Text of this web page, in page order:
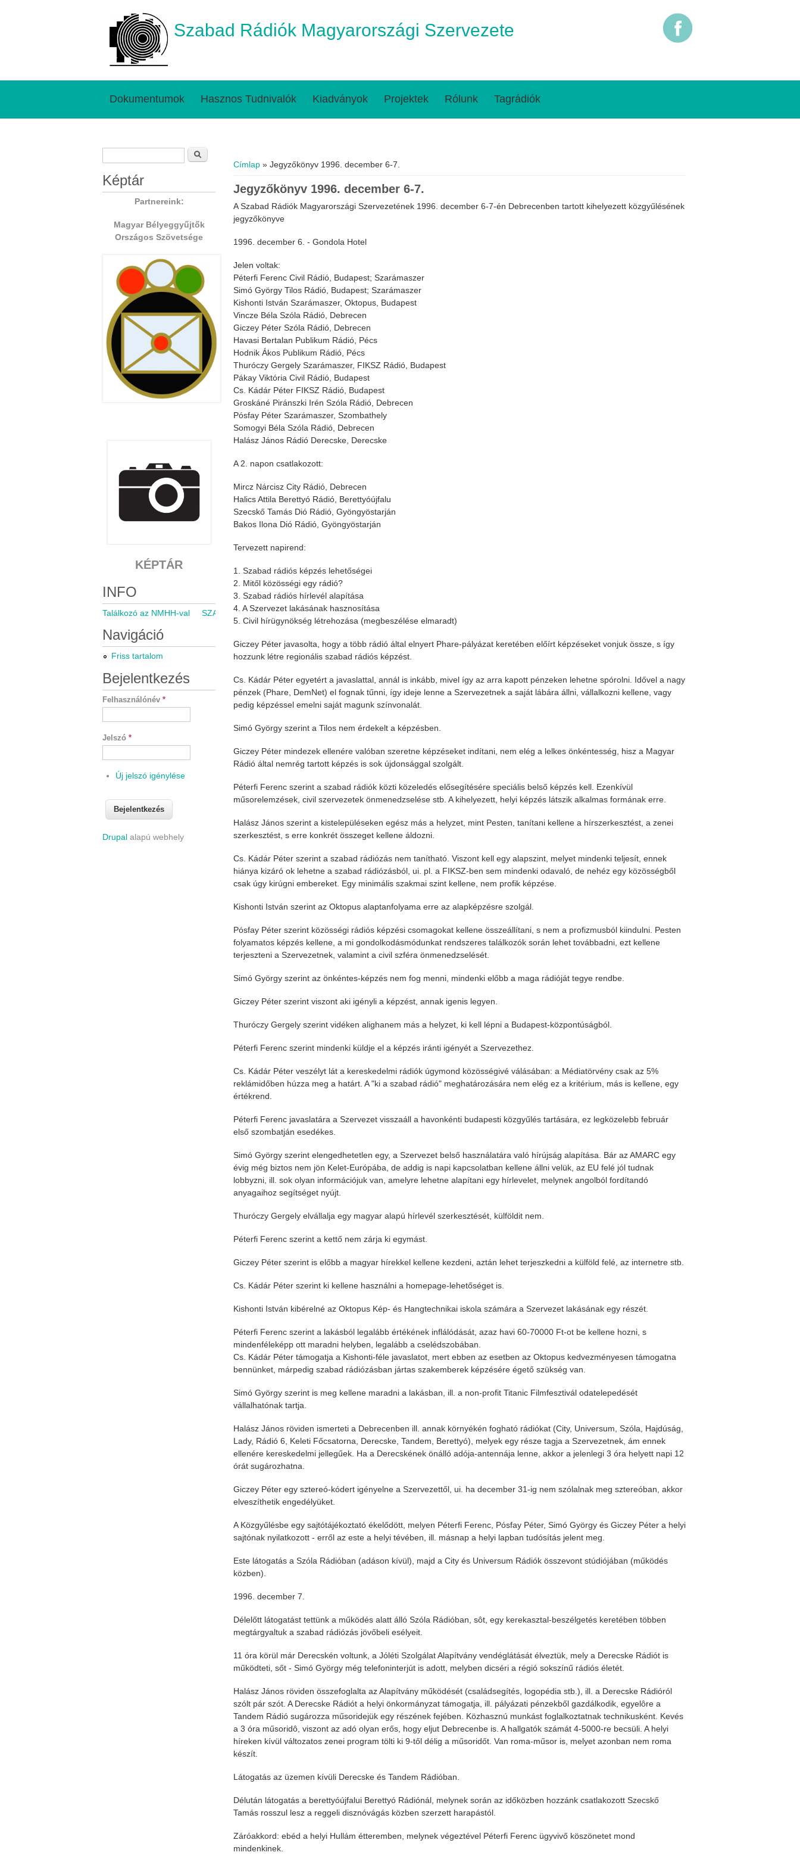
Szabad Rádiók Magyarországi Szervezete
Dokumentumok Hasznos Tudnivalók Kiadványok Projektek Rólunk Tagrádiók
Címlap » Jegyzőkönyv 1996. december 6-7.
Jegyzőkönyv 1996. december 6-7.
A Szabad Rádiók Magyarországi Szervezetének 1996. december 6-7-én Debrecenben tartott kihelyezett közgyűlésének
jegyzőkönyve
1996. december 6. - Gondola Hotel
Jelen voltak:
Péterfi Ferenc Civil Rádió, Budapest; Szarámaszer
Simó György Tilos Rádió, Budapest; Szarámaszer
Kishonti István Szarámaszer, Oktopus, Budapest
Vincze Béla Szóla Rádió, Debrecen
Giczey Péter Szóla Rádió, Debrecen
Havasi Bertalan Publikum Rádió, Pécs
Hodnik Ákos Publikum Rádió, Pécs
Thuróczy Gergely Szarámaszer, FIKSZ Rádió, Budapest
Pákay Viktória Civil Rádió, Budapest
Cs. Kádár Péter FIKSZ Rádió, Budapest
Groskáné Piránszki Irén Szóla Rádió, Debrecen
Pósfay Péter Szarámaszer, Szombathely
Somogyi Béla Szóla Rádió, Debrecen
Halász János Rádió Derecske, Derecske
A 2. napon csatlakozott:
Mircz Nárcisz City Rádió, Debrecen
Halics Attila Berettyó Rádió, Berettyóújfalu
Szecskő Tamás Dió Rádió, Gyöngyöstarján
Bakos Ilona Dió Rádió, Gyöngyöstarján
Tervezett napirend:
1. Szabad rádiós képzés lehetőségei
2. Mitől közösségi egy rádió?
3. Szabad rádiós hírlevél alapítása
4. A Szervezet lakásának hasznosítása
5. Civil hírügynökség létrehozása (megbeszélése elmaradt)
Giczey Péter javasolta, hogy a több rádió által elnyert Phare-pályázat keretében előírt képzéseket vonjuk össze, s így
hozzunk létre regionális szabad rádiós képzést.
Cs. Kádár Péter egyetért a javaslattal, annál is inkább, mivel így az arra kapott pénzeken lehetne spórolni. Idővel a nagy
pénzek (Phare, DemNet) el fognak tűnni, így ideje lenne a Szervezetnek a saját lábára állni, vállalkozni kellene, vagy
pedig képzéssel emelni saját magunk színvonalát.
Simó György szerint a Tilos nem érdekelt a képzésben.
Giczey Péter mindezek ellenére valóban szeretne képzéseket indítani, nem elég a lelkes önkéntesség, hisz a Magyar
Rádió által nemrég tartott képzés is sok újdonsággal szolgált.
Péterfi Ferenc szerint a szabad rádiók közti közeledés elősegítésére speciális belső képzés kell. Ezenkívül
műsorelemzések, civil szervezetek önmenedzselése stb. A kihelyezett, helyi képzés látszik alkalmas formának erre.
Halász János szerint a kistelepüléseken egész más a helyzet, mint Pesten, tanítani kellene a hírszerkesztést, a zenei
szerkesztést, s erre konkrét összeget kellene áldozni.
Cs. Kádár Péter szerint a szabad rádiózás nem tanítható. Viszont kell egy alapszint, melyet mindenki teljesít, ennek
hiánya kizáró ok lehetne a szabad rádiózásból, ui. pl. a FIKSZ-ben sem mindenki odavaló, de nehéz egy közösségből
csak úgy kirúgni embereket. Egy minimális szakmai szint kellene, nem profik képzése.
Kishonti István szerint az Oktopus alaptanfolyama erre az alapképzésre szolgál.
Pósfay Péter szerint közösségi rádiós képzési csomagokat kellene összeállítani, s nem a profizmusból kiindulni. Pesten
folyamatos képzés kellene, a mi gondolkodásmódunkat rendszeres találkozók során lehet továbbadni, ezt kellene
terjeszteni a Szervezetnek, valamint a civil szféra önmenedzselését.
Simó György szerint az önkéntes-képzés nem fog menni, mindenki előbb a maga rádióját tegye rendbe.
Giczey Péter szerint viszont aki igényli a képzést, annak igenis legyen.
Thuróczy Gergely szerint vidéken alighanem más a helyzet, ki kell lépni a Budapest-központúságból.
Péterfi Ferenc szerint mindenki küldje el a képzés iránti igényét a Szervezethez.
Cs. Kádár Péter veszélyt lát a kereskedelmi rádiók úgymond közösségivé válásában: a Médiatörvény csak az 5%
reklámidőben húzza meg a határt. A "ki a szabad rádió" meghatározására nem elég ez a kritérium, más is kellene, egy
értékrend.
Péterfi Ferenc javaslatára a Szervezet visszaáll a havonkénti budapesti közgyűlés tartására, ez legközelebb február
első szombatján esedékes.
Simó György szerint elengedhetetlen egy, a Szervezet belső használatára való hírújság alapítása. Bár az AMARC egy
évig még biztos nem jön Kelet-Európába, de addig is napi kapcsolatban kellene állni velük, az EU felé jól tudnak
lobbyzni, ill. sok olyan információjuk van, amelyre lehetne alapítani egy hírlevelet, melynek angolból fordítandó
anyagaihoz segítséget nyújt.
Thuróczy Gergely elvállalja egy magyar alapú hírlevél szerkesztését, külföldit nem.
Péterfi Ferenc szerint a kettő nem zárja ki egymást.
Giczey Péter szerint is előbb a magyar hírekkel kellene kezdeni, aztán lehet terjeszkedni a külföld felé, az internetre stb.
Cs. Kádár Péter szerint ki kellene használni a homepage-lehetőséget is.
Kishonti István kibérelné az Oktopus Kép- és Hangtechnikai iskola számára a Szervezet lakásának egy részét.
Péterfi Ferenc szerint a lakásból legalább értékének inflálódását, azaz havi 60-70000 Ft-ot be kellene hozni, s
mindenféleképp ott maradni helyben, legalább a cselédszobában.
Cs. Kádár Péter támogatja a Kishonti-féle javaslatot, mert ebben az esetben az Oktopus kedvezményesen támogatna
bennünket, márpedig szabad rádiózásban jártas szakemberek képzésére égető szükség van.
Simó György szerint is meg kellene maradni a lakásban, ill. a non-profit Titanic Filmfesztivál odatelepedését
vállalhatónak tartja.
Halász János röviden ismerteti a Debrecenben ill. annak környékén fogható rádiókat (City, Universum, Szóla, Hajdúság,
Lady, Rádió 6, Keleti Főcsatorna, Derecske, Tandem, Berettyó), melyek egy része tagja a Szervezetnek, ám ennek
ellenére kereskedelmi jellegűek. Ha a Derecskének önálló adója-antennája lenne, akkor a jelenlegi 3 óra helyett napi 12
órát sugározhatna.
Giczey Péter egy sztereó-kódert igényelne a Szervezettől, ui. ha december 31-ig nem szólalnak meg sztereóban, akkor
elveszíthetik engedélyüket.
A Közgyűlésbe egy sajtótájékoztató ékelődött, melyen Péterfi Ferenc, Pósfay Péter, Simó György és Giczey Péter a helyi
sajtónak nyilatkozott - erről az este a helyi tévében, ill. másnap a helyi lapban tudósítás jelent meg.
Este látogatás a Szóla Rádióban (adáson kívül), majd a City és Universum Rádiók összevont stúdiójában (működés
közben).
1996. december 7.
Délelőtt látogatást tettünk a működés alatt álló Szóla Rádióban, sôt, egy kerekasztal-beszélgetés keretében többen
megtárgyaltuk a szabad rádiózás jövőbeli esélyeit.
11 óra körül már Derecskén voltunk, a Jóléti Szolgálat Alapítvány vendéglátását élveztük, mely a Derecske Rádiót is
működteti, sőt - Simó György még telefoninterjút is adott, melyben dicséri a régió sokszínű rádiós életét.
Halász János röviden összefoglalta az Alapítvány működését (családsegítés, logopédia stb.), ill. a Derecske Rádióról
szólt pár szót. A Derecske Rádiót a helyi önkormányzat támogatja, ill. pályázati pénzekből gazdálkodik, egyelôre a
Tandem Rádió sugározza műsoridejük egy részének fejében. Közhasznú munkást foglalkoztatnak technikusként. Kevés
a 3 óra műsoridô, viszont az adó olyan erős, hogy eljut Debrecenbe is. A hallgatók számát 4-5000-re becsüli. A helyi
híreken kívül változatos zenei program tölti ki 9-től délig a műsoridőt. Van roma-műsor is, melyet azonban nem roma
készít.
Látogatás az üzemen kívüli Derecske és Tandem Rádióban.
Délután látogatás a berettyóújfalui Berettyó Rádiónál, melynek során az időközben hozzánk csatlakozott Szecskő
Tamás rosszul lesz a reggeli disznóvágás közben szerzett harapástól.
Záróakkord: ebéd a helyi Hullám étteremben, melynek végeztével Péterfi Ferenc ügyvivő köszönetet mond
mindenkinek.
Keresés űrlap
Képtár
Partnereink:
Magyar Bélyeggyűjtők
Országos Szövetsége
KÉPTÁR
INFO
Találkozó az NMHH-val SZARÁMA közgyűlés 2021.11.05. Riport a Civil Rádióban
Navigáció
Friss tartalom
Bejelentkezés
Felhasználónév *
Jelszó *
Új jelszó igénylése
Drupal alapú webhely